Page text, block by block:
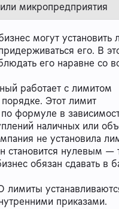
или микропредприятия
могут установить
его. В
его наравне со
работает с лимитом
Этот лимит
по формуле в
наличных или
не установила
становится нулевым —
обязан сдавать в
приказами.